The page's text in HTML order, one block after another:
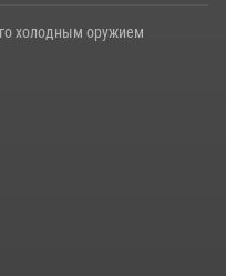
холодным оружием